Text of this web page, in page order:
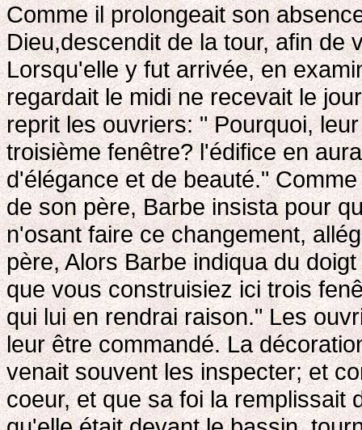
Comme il prolongeait son
Dieu,descendit de la tour, afin de
Lorsqu'elle y fut arrivée, en
regardait le midi ne recevait le
reprit les ouvriers: " Pourquoi,
troisième fenêtre? l'édifice en
d'élégance et de beauté."
de son père, Barbe insista pour
n'osant faire ce changement,
père, Alors Barbe indiqua du
que vous construisiez ici trois
qui lui en rendrai raison." Les
leur être commandé. La
venait souvent les inspecter; et
coeur, et que sa foi la remplissait